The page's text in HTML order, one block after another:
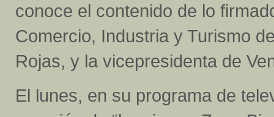
conoce el contenido de lo
Comercio, Industria y Turismo
Rojas, y la vicepresidenta de
El lunes, en su programa de